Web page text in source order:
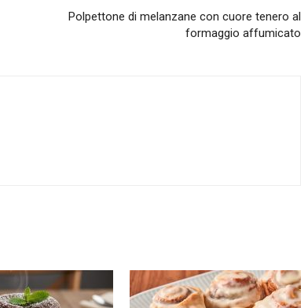
Polpettone di melanzane con cuore tenero al
formaggio affumicato